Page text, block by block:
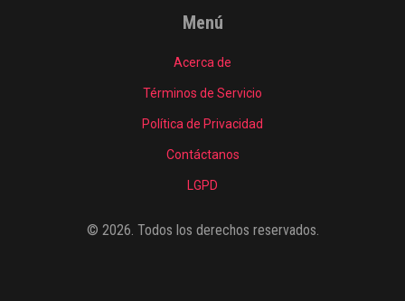
Menú
Acerca de
Términos de Servicio
Política de Privacidad
Contáctanos
LGPD
© 2026. Todos los derechos reservados.